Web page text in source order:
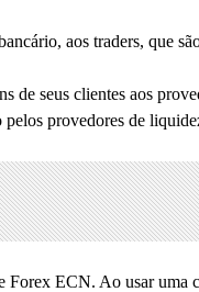
aos traders, que
de seus clientes aos
pelos provedores de
Forex ECN. Ao usar uma